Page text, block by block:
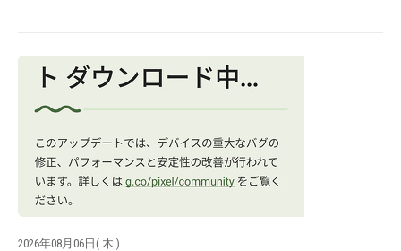
2026年08月06日( 木 )